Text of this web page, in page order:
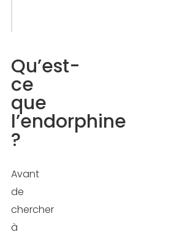
que
l’endorphine
?
de
l’endorphine
sur
Qu’est-
ce
que
l’endorphine
?
Avant
de
chercher
à